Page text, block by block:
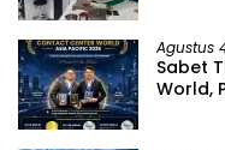
Agustus
Sabet
World,